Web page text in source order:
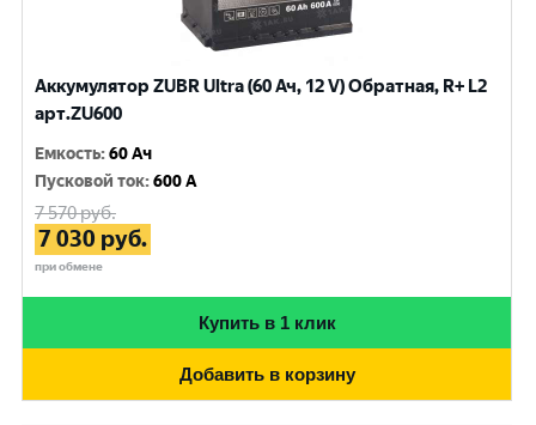
Аккумулятор ZUBR Ultra (60 Ач, 12 V) Обратная, R+ L2
арт.ZU600
Емкость:60 Ач
Пусковой ток:600 A
7 570руб.
7 030 руб.
при обмене
Купить в 1 клик
Добавить в корзину